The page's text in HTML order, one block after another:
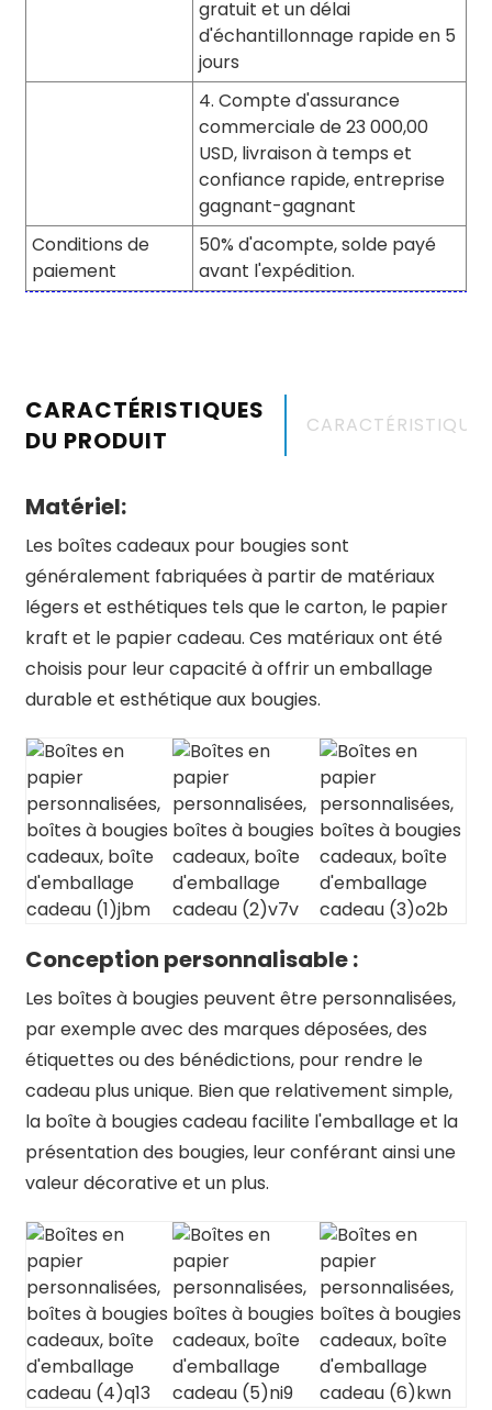
gratuit et un délai
d'échantillonnage rapide en 5
jours
4. Compte d'assurance
commerciale de 23 000,00
USD, livraison à temps et
confiance rapide, entreprise
gagnant-gagnant
Conditions de
paiement
50% d'acompte, solde payé
avant l'expédition.
CARACTÉRISTIQUES
DU PRODUIT
Matériel:
Les boîtes cadeaux pour bougies sont
généralement fabriquées à partir de matériaux
légers et esthétiques tels que le carton, le papier
kraft et le papier cadeau. Ces matériaux ont été
choisis pour leur capacité à offrir un emballage
durable et esthétique aux bougies.
Conception personnalisable :
Les boîtes à bougies peuvent être personnalisées,
par exemple avec des marques déposées, des
étiquettes ou des bénédictions, pour rendre le
cadeau plus unique. Bien que relativement simple,
la boîte à bougies cadeau facilite l'emballage et la
présentation des bougies, leur conférant ainsi une
valeur décorative et un plus.